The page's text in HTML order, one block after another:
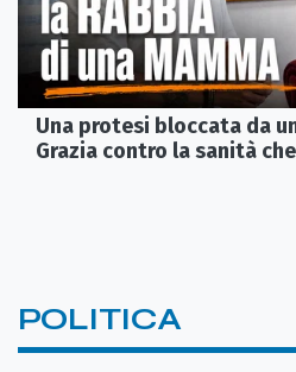
Una protesi bloccata da
Grazia contro la sanità
POLITICA